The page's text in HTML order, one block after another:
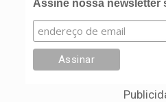
Assine nossa newsletter